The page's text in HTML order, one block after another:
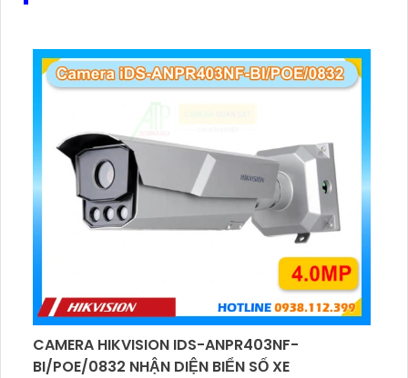
CAMERA HIKVISION IDS-ANPR403NF-
BI/POE/0832 NHẬN DIỆN BIỂN SỐ XE